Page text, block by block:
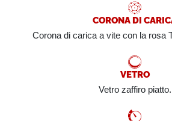
CORONA DI
Corona di carica a vite con la rosa
VETRO
Vetro zaffiro piatto.